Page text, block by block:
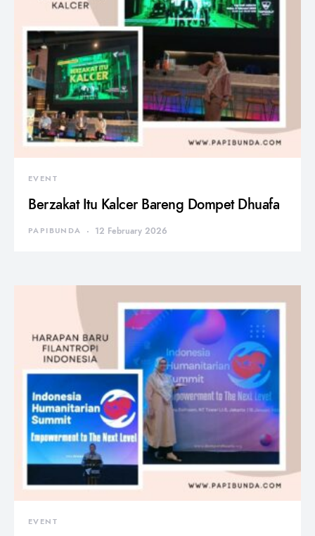
EVENT
Berzakat Itu Kalcer Bareng Dompet Dhuafa
PAPIBUNDA 12 February 2026
EVENT